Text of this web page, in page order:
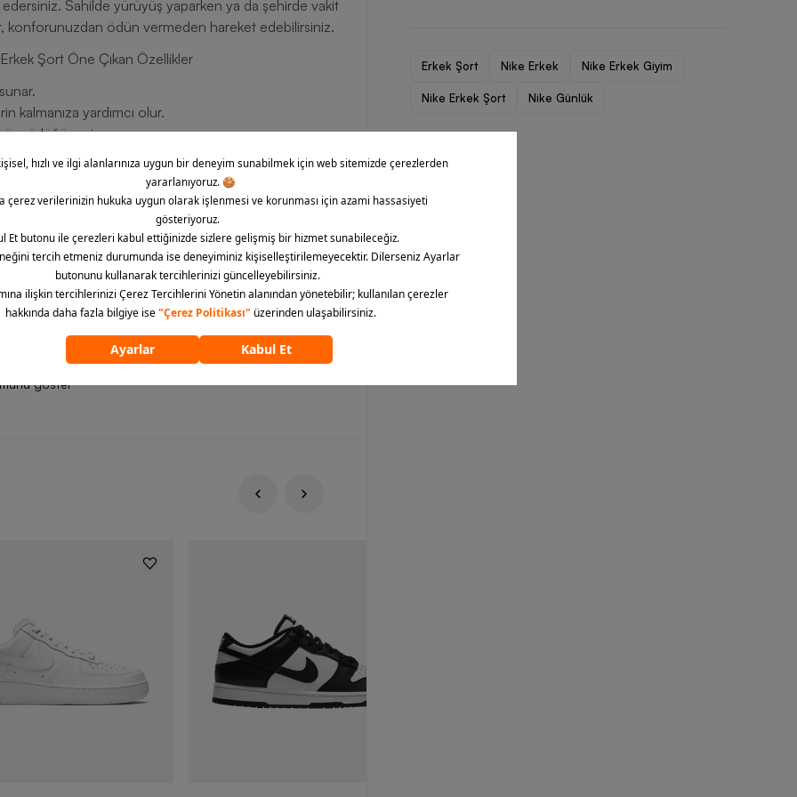
edersiniz. Sahilde yürüyüş yaparken ya da şehirde vakit
konforunuzdan ödün vermeden hareket edebilirsiniz.
Şort Öne Çıkan Özellikler
kalmanıza yardımcı olur.
özgürlüğü verir.
kazandırır.
bir uyum sağlar.
mümkün kılar.
tamamlar.
sunan Nike Sportswear Club+ Flow Versatile Weave
vererek stilinize sportif bir dokunuş katabilirsiniz!
göster
Erkek Şort Nike Erkek Nike Erkek Giyim
Nike Erkek Şort Nike Günlük